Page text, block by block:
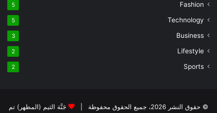
Fashion
5
Technology
5
Business
3
Lifestyle
2
Sports
2
© حقوق النشر 2026، جميع الحقوق محفوظة | جَنَّة الثيم (المظهر) تم